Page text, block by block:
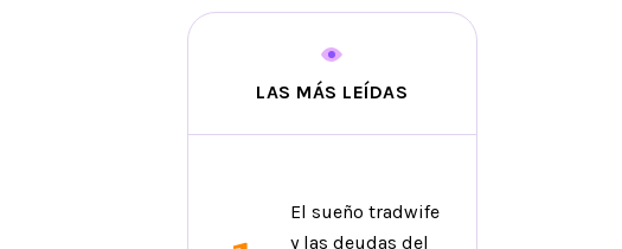
LAS MÁS LEÍDAS
El sueño tradwife
y las deudas del